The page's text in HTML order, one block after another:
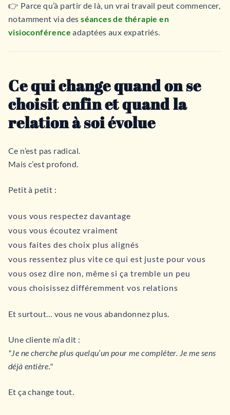
👉 Parce qu’à partir de là, un vrai travail peut commencer,
notamment via desséances de thérapie en
visioconférence adaptées aux expatriés.
Ce qui change quand on se
choisit enfin et quand la
relation à soi évolue
Ce n’est pas radical.
Mais c’est profond.
Petit à petit :
vous vous respectez davantage
vous vous écoutez vraiment
vous faites des choix plus alignés
vous ressentez plus vite ce qui est juste pour vous
vous osez dire non, même si ça tremble un peu
vous choisissez différemment vos relations
Et surtout… vous ne vous abandonnez plus.
Une cliente m’a dit :
"Je ne cherche plus quelqu’un pour me compléter. Je me sens
déjà entière."
Et ça change tout.